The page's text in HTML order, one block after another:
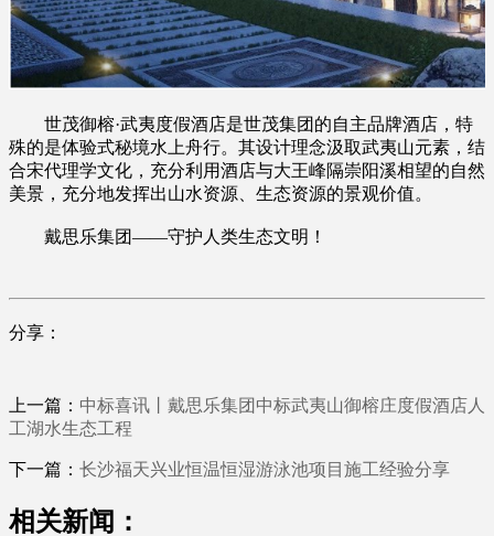
世茂御榕·武夷度假酒店是世茂集团的自主品牌酒店，特
殊的是体验式秘境水上舟行。其设计理念汲取武夷山元素，结
合宋代理学文化，充分利用酒店与大王峰隔崇阳溪相望的自然
美景，充分地发挥出山水资源、生态资源的景观价值。
戴思乐集团——守护人类生态文明！
分享：
上一篇： 中标喜讯丨戴思乐集团中标武夷山御榕庄度假酒店人
工湖水生态工程
下一篇： 长沙福天兴业恒温恒湿游泳池项目施工经验分享
相关新闻：